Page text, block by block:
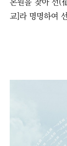
교]라 명명하여